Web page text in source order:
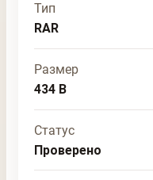
Тип
RAR
Размер
434 B
Статус
Проверено